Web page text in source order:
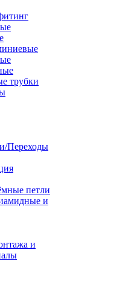
трубки
Переходы
петли
и
и